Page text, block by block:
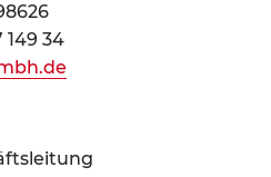
149 34